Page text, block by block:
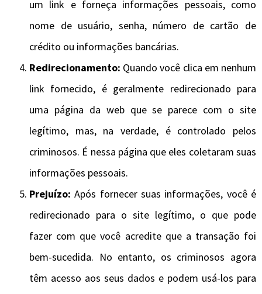
um link e forneça informações pessoais, como
nome de usuário, senha, número de cartão de
crédito ou informações bancárias.
Redirecionamento: Quando você clica em nenhum
link fornecido, é geralmente redirecionado para
uma página da web que se parece com o site
legítimo, mas, na verdade, é controlado pelos
criminosos. É nessa página que eles coletaram suas
informações pessoais.
Prejuízo: Após fornecer suas informações, você é
redirecionado para o site legítimo, o que pode
fazer com que você acredite que a transação foi
bem-sucedida. No entanto, os criminosos agora
têm acesso aos seus dados e podem usá-los para